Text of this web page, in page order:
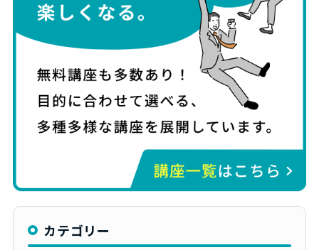
カテゴリー